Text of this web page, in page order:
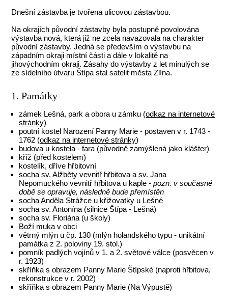
Dnešní zástavba je tvořena ulicovou zástavbou.
Na okrajích původní zástavby byla postupně povolována
výstavba nová, která již ne zcela navazovala na charakter
původní zástavby. Jedná se především o výstavbu na
západním okraji místní části a dále v lokalitě na
jihovýchodním okraji. Zásahy do výstavby z let minulých se
ze sídelního útvaru Štípa stal satelit města Zlína.
1. Památky
zámek Lešná, park a obora u zámku (odkaz na internetové
stránky)
poutní kostel Narození Panny Marie - postaven v r. 1743 -
1762 (odkaz na internetové stránky)
budova u kostela - fara (původně zamýšlená jako klášter)
kříž (před kostelem)
kostelík, dříve hřbitovní
socha sv. Alžběty vevnitř hřbitova a sv. Jana
Nepomuckého vevnitř hřbitova u kaple -pozn. v současné
době se opravuje, následně bude přemístěn
socha Anděla Strážce u křižovatky u Lešné
socha sv. Antonína (silnice Štípa - Lešná)
socha sv. Floriána (u školy)
Boží muka v obci
větrný mlýn u čp. 130 (mlýn holandského typu - unikátní
památka z 2. poloviny 19. stol.)
pomník padlých vojínů v 1. a 2. světové válce (posvěcen v
r. 1923)
skříňka s obrazem Panny Marie Štípské (naproti hřbitova,
rekonstrukce v r. 2002)
skříňka s obrazem Panny Marie (Na Výpustě)